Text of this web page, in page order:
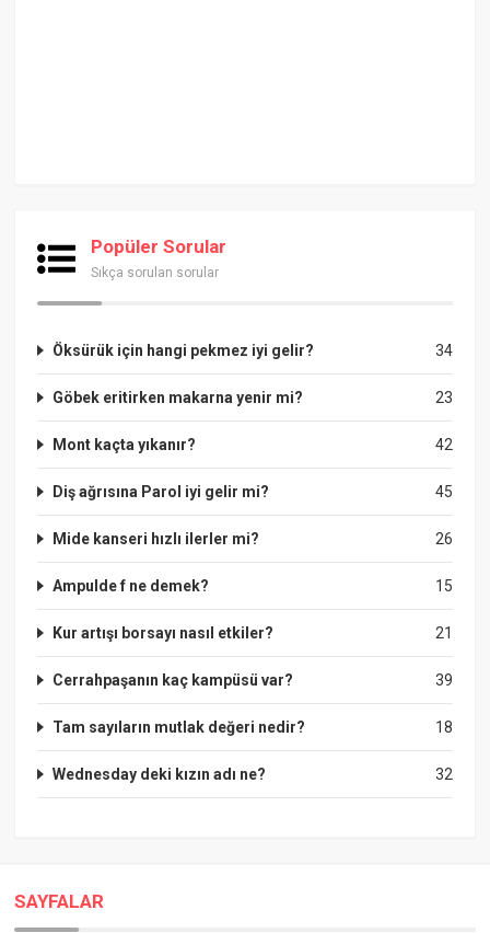
Popüler Sorular
Sıkça sorulan sorular
34
Öksürük için hangi pekmez iyi gelir?
23
Göbek eritirken makarna yenir mi?
42
Mont kaçta yıkanır?
45
Diş ağrısına Parol iyi gelir mi?
26
Mide kanseri hızlı ilerler mi?
15
Ampulde f ne demek?
21
Kur artışı borsayı nasıl etkiler?
39
Cerrahpaşanın kaç kampüsü var?
18
Tam sayıların mutlak değeri nedir?
32
Wednesday deki kızın adı ne?
SAYFALAR